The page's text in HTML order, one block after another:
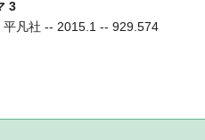
3
平凡社 -- 2015.1 -- 929.574